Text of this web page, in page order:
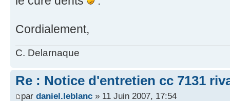
Cordialement,
C. Delarnaque
Re : Notice d'entretien cc 7131
par daniel.leblanc » 11 Juin 2007, 17:54